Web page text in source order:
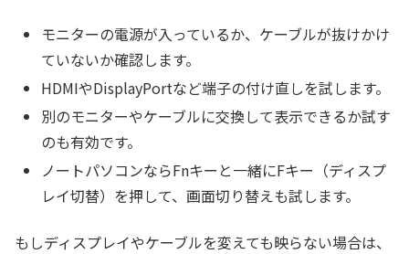
モニターの電源が入っているか、ケーブルが抜けかけ
ていないか確認します。
HDMIやDisplayPortなど端子の付け直しを試します。
別のモニターやケーブルに交換して表示できるか試す
のも有効です。
ノートパソコンならFnキーと一緒にFキー（ディスプ
レイ切替）を押して、画面切り替えも試します。
もしディスプレイやケーブルを変えても映らない場合は、